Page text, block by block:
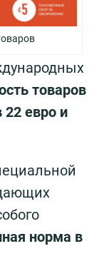
товаров
евро и
норма в